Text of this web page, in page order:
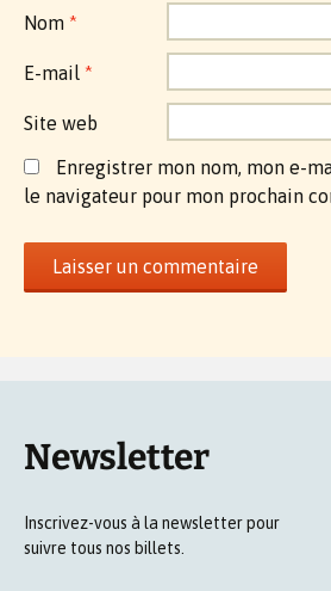
Nom *
E-mail *
Site web
Enregistrer mon nom, mon e-
le navigateur pour mon prochain
Newsletter
Inscrivez-vous à la newsletter pour
suivre tous nos billets.